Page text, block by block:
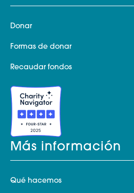
Donar
Formas de donar
Recaudar fondos
Más información
Qué hacemos